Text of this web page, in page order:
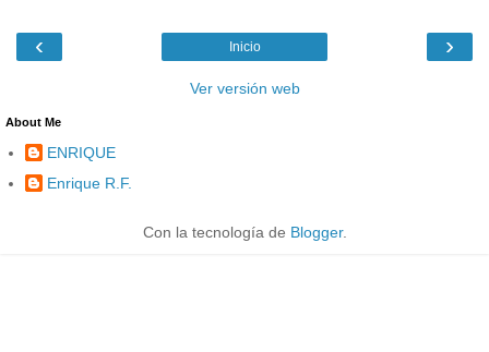
‹ ›
Inicio
Ver versión web
About Me
ENRIQUE
Enrique R.F.
Con la tecnología de Blogger.